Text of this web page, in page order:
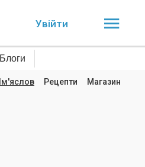
Увійти
Блоги
Ім'яслов Рецепти Магазин